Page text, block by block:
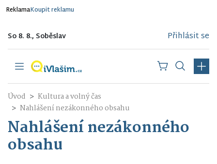
ReklamaKoupit reklamu
So 8. 8., Soběslav Přihlásit se
Úvod
Kultura a volný čas
Nahlášení nezákonného obsahu
Nahlášení nezákonného
obsahu